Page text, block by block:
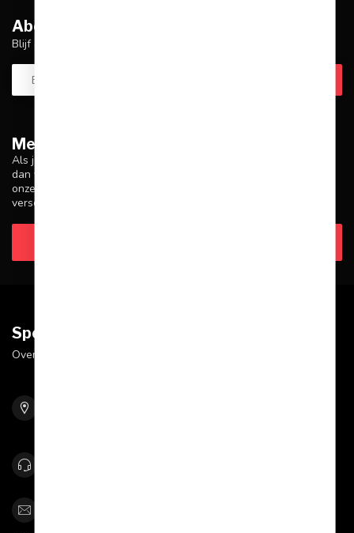
Meer informatie
Als je vragen hebt over onze producten of je aankoop, zorg er
dan voor dat je onze klantenservicepagina bezoekt. Hier vind je
onze bedrijfsgegevens, antwoorden op veelgestelde vragen en
verschillende manieren om contact met ons op te nemen.
Abonneer je op onze nieuwsbrief
Blijf op de hoogte over onze laatste acties
Sportskoen.nl
Over Sportskoen